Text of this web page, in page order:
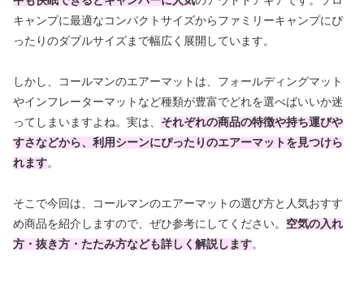
キャンプに最適なコンパクトサイズからファミリーキャンプにぴ
ったりのダブルサイズまで幅広く展開しています。
しかし、コールマンのエアーマットは、フォールディングマット
やインフレーターマットなど種類が豊富でどれを選べばいいか迷
ってしまいますよね。実は、 それぞれの商品の特徴や持ち運びや
すさなどから、利用シーンにぴったりのエアーマットを見つけら
れます。
そこで今回は、コールマンのエアーマットの選び方と人気おすす
め商品を紹介しますので、ぜひ参考にしてください。 空気の入れ
方・抜き方・たたみ方なども詳しく解説します。